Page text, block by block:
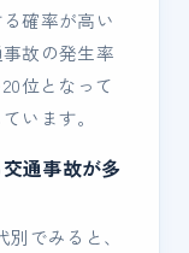
確率が高い
故の発生率
位となって
います。
通事故が多
でみると、